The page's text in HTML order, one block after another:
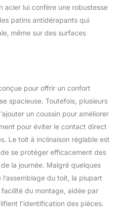
INCLINABLE : Notre
auvent sur la balancelle
de jardin extérieure vous
protège efficacement
Ajustez facilement l'angle
du toit pour supprimer
les reflets gênants, quel
que soit leur provenance.
L'auvent indispensable
pour votre confort
extérieur SÉCHAGE
RAPIDE : Grâce à son
tissu en polyester aéré,
notre balancelle de jardin
élimine rapidement l'eau
de pluie et sèche en un
acier lui confère une robustesse
patins antidérapants qui
même sur des surfaces
pour offrir un confort
spacieuse. Toutefois, plusieurs
un coussin pour améliorer
pour éviter le contact direct
Le toit à inclinaison réglable est
se protéger efficacement des
la journée. Malgré quelques
du toit, la plupart
du montage, aidée par
l’identification des pièces.